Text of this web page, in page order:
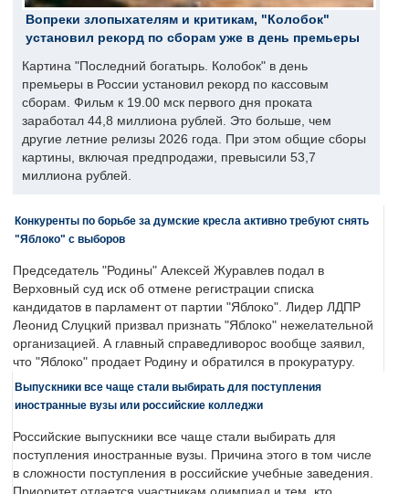
Вопреки злопыхателям и критикам, "Колобок"
установил рекорд по сборам уже в день премьеры
Картина "Последний богатырь. Колобок" в день
премьеры в России установил рекорд по кассовым
сборам. Фильм к 19.00 мск первого дня проката
заработал 44,8 миллиона рублей. Это больше, чем
другие летние релизы 2026 года. При этом общие сборы
картины, включая предпродажи, превысили 53,7
миллиона рублей.
Конкуренты по борьбе за думские кресла активно требуют снять
"Яблоко" с выборов
Председатель "Родины" Алексей Журавлев подал в
Верховный суд иск об отмене регистрации списка
кандидатов в парламент от партии "Яблоко". Лидер ЛДПР
Леонид Слуцкий призвал признать "Яблоко" нежелательной
организацией. А главный справедливорос вообще заявил,
что "Яблоко" продает Родину и обратился в прокуратуру.
Выпускники все чаще стали выбирать для поступления
иностранные вузы или российские колледжи
Российские выпускники все чаще стали выбирать для
поступления иностранные вузы. Причина этого в том числе
в сложности поступления в российские учебные заведения.